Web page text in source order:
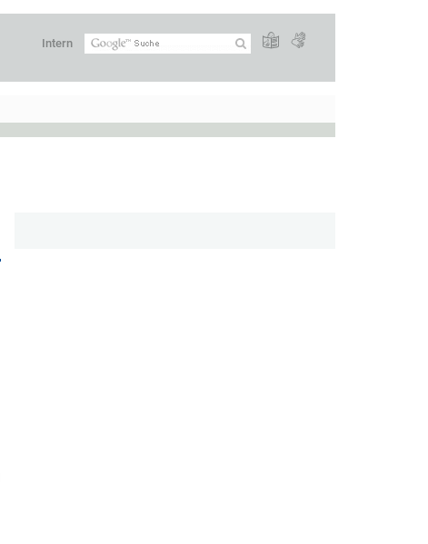
Intern